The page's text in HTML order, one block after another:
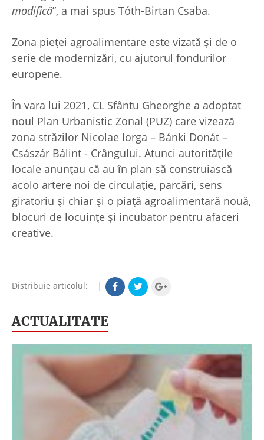
modifică”, a mai spus Tóth-Birtan Csaba.
Zona pieței agroalimentare este vizată și de o
serie de modernizări, cu ajutorul fondurilor
europene.
În vara lui 2021, CL Sfântu Gheorghe a adoptat
noul Plan Urbanistic Zonal (PUZ) care vizează
zona străzilor Nicolae Iorga – Bánki Donát –
Császár Bálint - Crângului. Atunci autoritățile
locale anunțau că au în plan să construiască
acolo artere noi de circulație, parcări, sens
giratoriu și chiar și o piață agroalimentară nouă,
blocuri de locuințe și incubator pentru afaceri
creative.
Distribuie articolul: |
ACTUALITATE